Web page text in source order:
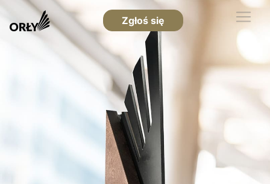
Zgłoś się